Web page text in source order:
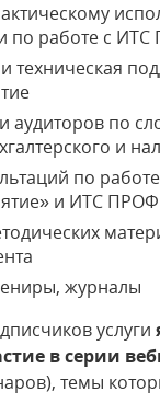
по работе с
техническая
аудиторов по
и
по
и ИТС ПРОФ
журналы
услуги
в серии
темы